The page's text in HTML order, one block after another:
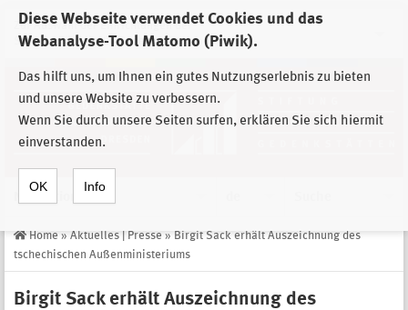
Diese Webseite verwendet Cookies und das
Webanalyse-Tool Matomo (Piwik).
Das hilft uns, um Ihnen ein gutes Nutzungserlebnis zu bieten
und unsere Website zu verbessern.
Wenn Sie durch unsere Seiten surfen, erklären Sie sich hiermit
einverstanden.
OK Info
Zur Auswahl der Einrichtungen der
Stiftung Sächsische Gedenkstätten
Home » Aktuelles | Presse » Birgit Sack erhält Auszeichnung des
tschechischen Außenministeriums
Birgit Sack erhält Auszeichnung des